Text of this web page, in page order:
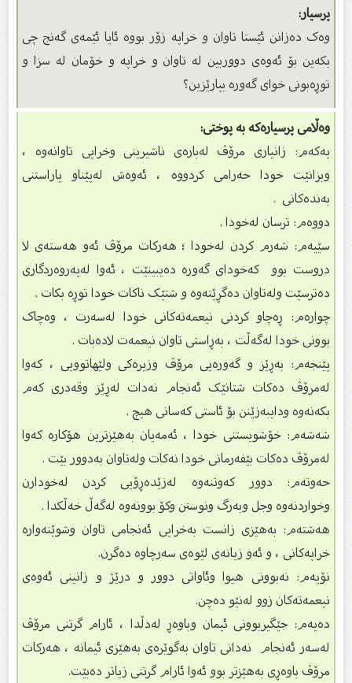
پرسیار:
وەک دەزانن ئێستا تاوان و خراپە زۆر بووە ئایا ئێمەى گەنج چی
بکەین بۆ ئەوەى دووربین لە تاوان و خراپە و خۆمان لە سزا و
توڕەبونى خواى گەورە بپارێزین؟
وەڵامی پرسیارەکە بە پوختی:
یەکەم: زانیاری مرۆڤ لەبارەی ناشیرینی وخراپی تاوانەوە ،
وبزانێت خودا حەرامی کردووە ، ئەوەش لەپێناو پاراستنی
بەندەکانی .
دووەم: ترسان لەخودا .
سێیەم: شەرم کردن لەخودا ؛ هەرکات مرۆڤ ئەو هەستەی لا
دروست بوو کەخوداى گەورە دەیبینێت ، ئەوا لەپەروەردگاری
دەترسێت ولەتاوان دەگڕێتەوە و شتێک ناکات خودا توڕە بکات .
چوارەم: ڕەچاو کردنی نیعمەتەکانی خودا لەسەرت ، وەچاک
بوونی خودا لەگەڵت ، بەڕاستی تاوان نیعمەت لادەبات .
پێنجەم: بەڕێز و گەورەیی مرۆڤ وزیرەكی ولێهاتوویی ، کەوا
لەمرۆڤ دەکات شتانێک ئەنجام نەدات لەڕێز وقەدری کەم
بکەنەوە ودایبەزێنن بۆ ئاستی کەسانی هیچ .
شەشەم: خۆشویستنی خودا ، ئەمەیان بەهێزترین هۆکاره کەوا
لەمرۆڤ دەکات بێفەرمانی خودا نەکات ولەتاوان بەدوور بێت .
حەوتەم: دوور کەوتنەوە لەزێدەڕۆیی کردن لەخودارن
وخواردنەوە وجل وبەرگ ونوستن وکۆ بوونەوە لەگەڵ خەڵکدا .
هەشتەم: بەهێزی زانست بەخراپی ئەنجامی تاوان وشوێنەوارە
خراپەکانی ، و ئەو زیانەی لێوەی سەرچاوە دەگرن.
نۆیەم: نەبوونی هیوا وئاواتی دوور و درێژ و زانینی ئەوەی
نیعمەتەکان زوو لەنێو دەچن.
دەیەم: جێگیربوونی ئیمان وباوەڕ لەدڵدا ، ئارام گرتنی مرۆڤ
لەسەر ئەنجام نەدانى تاوان بەگوێرەی بەهێزی ئیمانە ، هەرکات
مرۆڤ باوەڕی بەهێزتر بوو ئەوا ئارام گرتنی زیاتر دەبێت.